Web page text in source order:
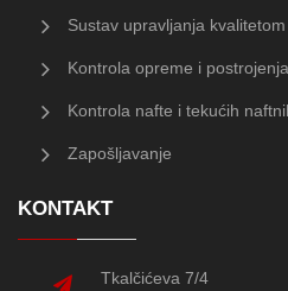
Sustav upravljanja kvalitetom
Kontrola opreme i postrojenja
Kontrola nafte i tekućih
Zapošljavanje
KONTAKT
Tkalčićeva 7/4